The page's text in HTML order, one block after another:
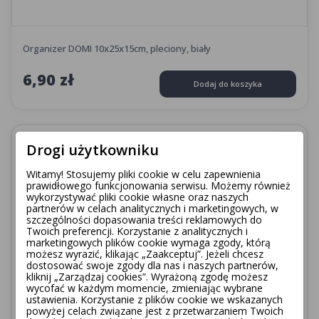
Organizer DOMI 10x25x15cm, pleciony, biały
6,90 zł Dodaj do koszyka
Drogi użytkowniku
Witamy! Stosujemy pliki cookie w celu zapewnienia
prawidłowego funkcjonowania serwisu. Możemy również
wykorzystywać pliki cookie własne oraz naszych
partnerów w celach analitycznych i marketingowych, w
szczególności dopasowania treści reklamowych do
Twoich preferencji. Korzystanie z analitycznych i
marketingowych plików cookie wymaga zgody, którą
możesz wyrazić, klikając „Zaakceptuj”. Jeżeli chcesz
dostosować swoje zgody dla nas i naszych partnerów,
kliknij „Zarządzaj cookies”. Wyrażoną zgodę możesz
wycofać w każdym momencie, zmieniając wybrane
ustawienia. Korzystanie z plików cookie we wskazanych
powyżej celach związane jest z przetwarzaniem Twoich